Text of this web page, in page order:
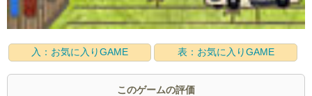
入：お気に入りGAME 表：お気に入りGAME
このゲームの評価